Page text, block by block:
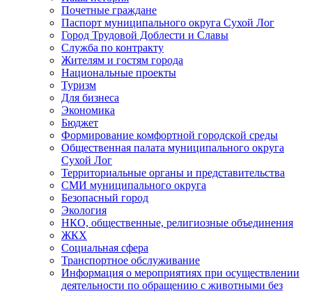
Почетные граждане
Паспорт муниципального округа Сухой Лог
Город Трудовой Доблести и Славы
Служба по контракту
Жителям и гостям города
Национальные проекты
Туризм
Для бизнеса
Экономика
Бюджет
Формирование комфортной городской среды
Общественная палата муниципального округа
Сухой Лог
Территориальные органы и представительства
СМИ муниципального округа
Безопасный город
Экология
НКО, общественные, религиозные объединения
ЖКХ
Социальная сфера
Транспортное обслуживание
Информация о мероприятиях при осуществлении
деятельности по обращению с животными без